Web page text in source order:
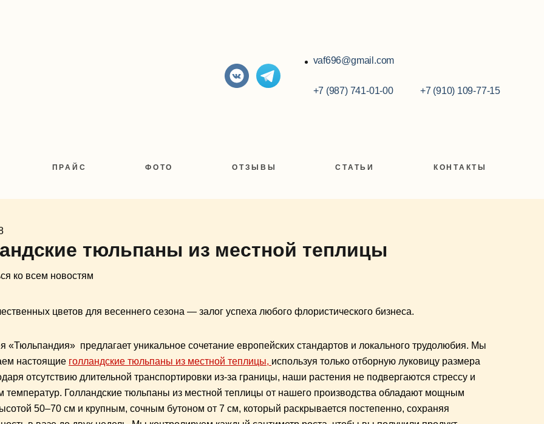
vaf696@gmail.com
+7 (987) 741-01-00 +7 (910) 109-77-15
ПРАЙС ФОТО ОТЗЫВЫ СТАТЬИ КОНТАКТЫ
тюльпаны из местной теплицы
ко всем новостям
цветов для весеннего сезона — залог успеха любого флористического бизнеса.
«Тюльпандия» предлагает уникальное сочетание европейских стандартов и локального трудолюбия. Мы
настоящие голландские тюльпаны из местной теплицы, используя только отборную луковицу размера
отсутствию длительной транспортировки из-за границы, наши растения не подвергаются стрессу и
температур. Голландские тюльпаны из местной теплицы от нашего производства обладают мощным
50–70 см и крупным, сочным бутоном от 7 см, который раскрывается постепенно, сохраняя